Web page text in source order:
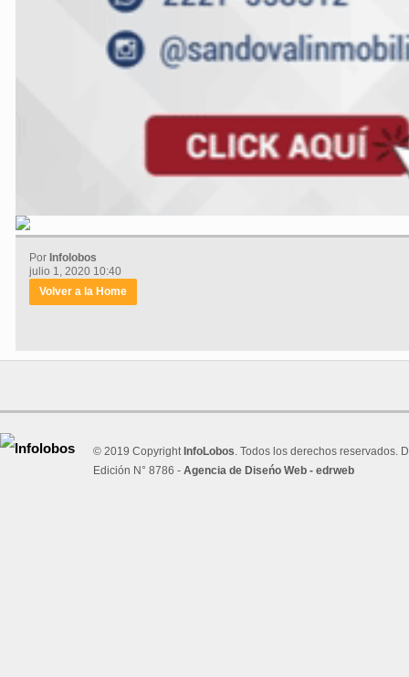
Por Infolobos
julio 1, 2020 10:40
Volver a la Home
© 2019 Copyright InfoLobos. Todos los derechos reservados.
Edición N° 8786 - Agencia de Diseńo Web - edrweb